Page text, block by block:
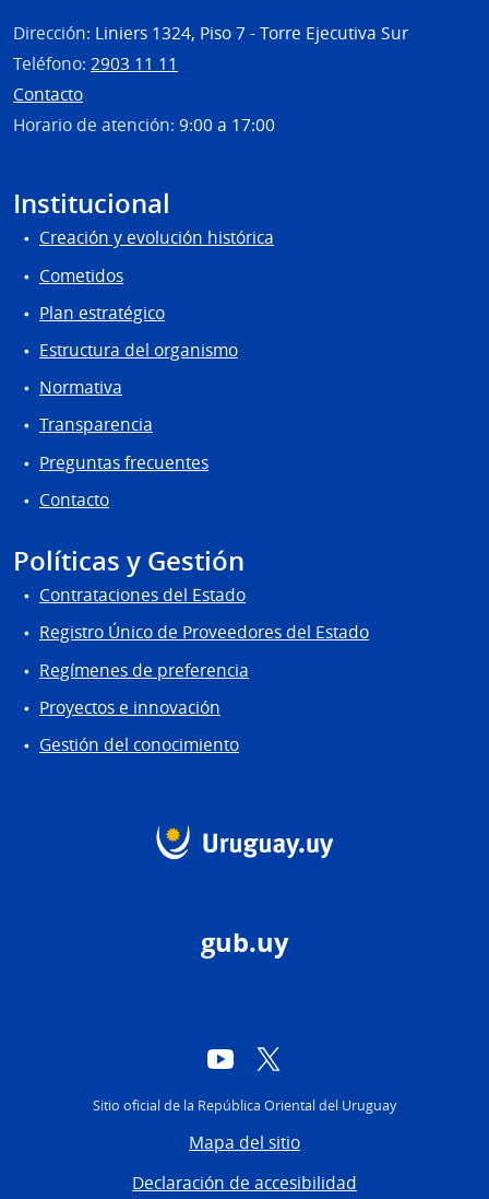
Dirección: Liniers 1324, Piso 7 - Torre Ejecutiva Sur
Teléfono: 2903 11 11
Contacto
Horario de atención: 9:00 a 17:00
Institucional
Creación y evolución histórica
Cometidos
Plan estratégico
Estructura del organismo
Normativa
Transparencia
Preguntas frecuentes
Contacto
Políticas y Gestión
Contrataciones del Estado
Registro Único de Proveedores del Estado
Regímenes de preferencia
Proyectos e innovación
Gestión del conocimiento
gub.uy
YouTube
Sitio oficial de la República Oriental del Uruguay
Mapa del sitio
Declaración de accesibilidad